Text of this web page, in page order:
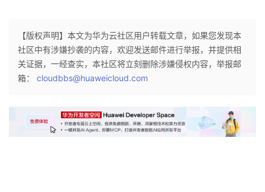
【版权声明】本文为华为云社区用户转载文章，如果您发现本
社区中有涉嫌抄袭的内容，欢迎发送邮件进行举报，并提供相
关证据，一经查实，本社区将立刻删除涉嫌侵权内容，举报邮
箱： cloudbbs@huaweicloud.com